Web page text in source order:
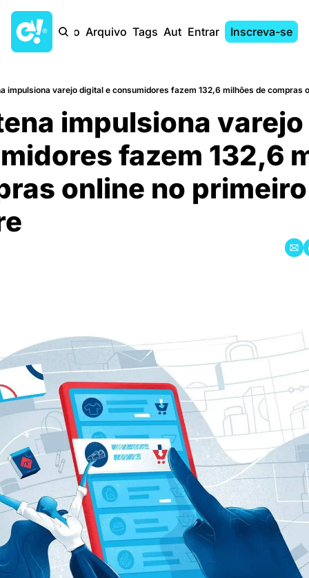
Início Arquivo Tags AutoresEntrar Inscreva-se
impulsiona varejo digital e consumidores fazem 132,6 milhões de compras
impulsiona
fazem 132,6
online no primeiro